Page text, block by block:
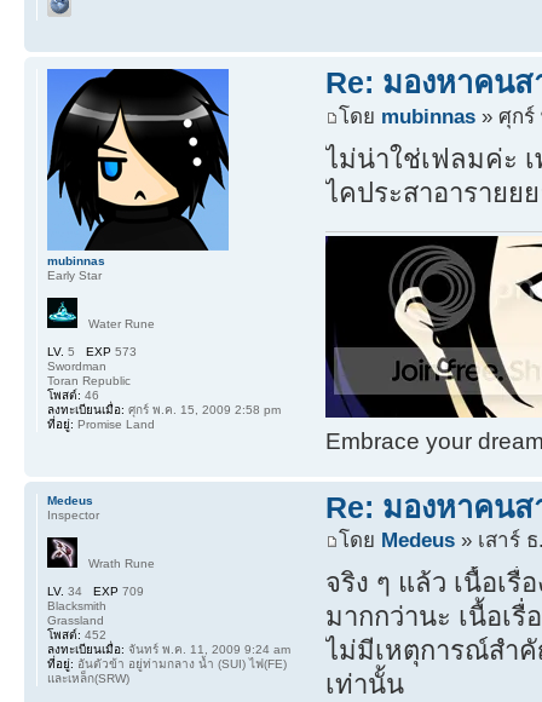
Re: มองหาคน
โดย mubinnas » ศุกร์
ไม่น่าใช่เฟลมค่ะ
ไคประสาอารายย
Embrace your
mubinnas
Early Star
Water Rune
LV. 5 EXP 573
Swordman
Toran Republic
โพสต์: 46
ลงทะเบียนเมื่อ: ศุกร์ พ.ค. 15, 2009 2:58 pm
ที่อยู่: Promise Land
Re: มองหาคน
โดย Medeus » เสาร์
จริง ๆ แล้ว เนื้อเ
มากกว่านะ เนื้อเรื่
ไม่มีเหตุการณ์สำ
เท่านั้น
Medeus
Inspector
Wrath Rune
LV. 34 EXP 709
Blacksmith
Grassland
โพสต์: 452
ลงทะเบียนเมื่อ: จันทร์ พ.ค. 11, 2009 9:24 am
ที่อยู่: อันตัวข้า อยู่ท่ามกลาง น้ำ (SUI) ไฟ(FE)
และเหล็ก(SRW)